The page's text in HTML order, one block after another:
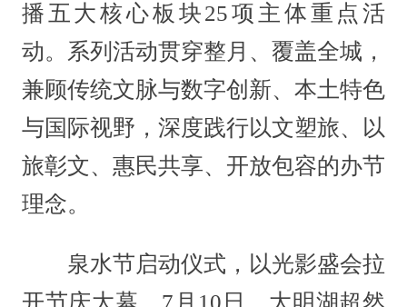
播五大核心板块25项主体重点活
动。系列活动贯穿整月、覆盖全城，
兼顾传统文脉与数字创新、本土特色
与国际视野，深度践行以文塑旅、以
旅彰文、惠民共享、开放包容的办节
理念。
泉水节启动仪式，以光影盛会拉
开节庆大幕。7月10日，大明湖超然